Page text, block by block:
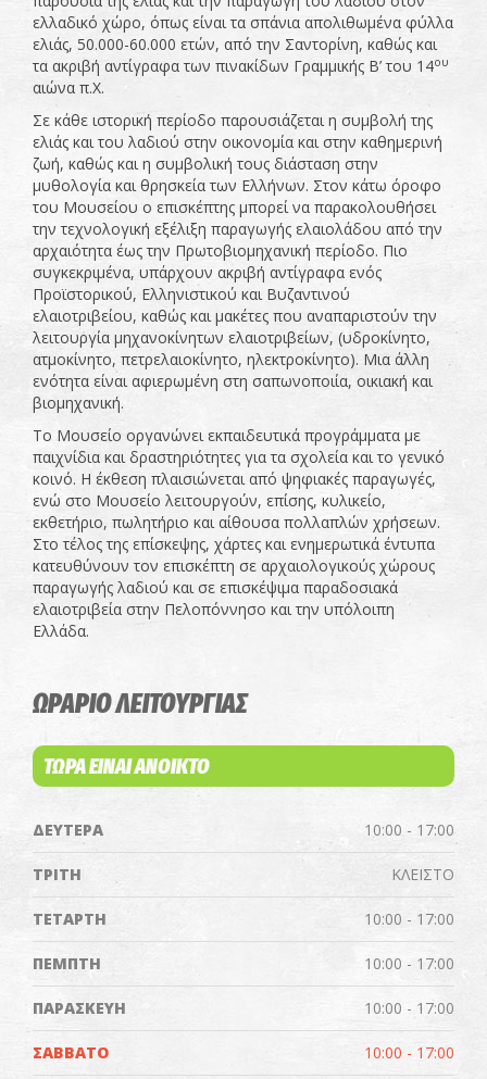
ελλαδικό χώρο, όπως είναι τα σπάνια απολιθωμένα φύλλα
ελιάς, 50.000-60.000 ετών, από την Σαντορίνη, καθώς και
τα ακριβή αντίγραφα των πινακίδων Γραμμικής Β’ του 14ου
αιώνα π.Χ.
Σε κάθε ιστορική περίοδο παρουσιάζεται η συμβολή της
ελιάς και του λαδιού στην οικονομία και στην καθημερινή
ζωή, καθώς και η συμβολική τους διάσταση στην
μυθολογία και θρησκεία των Ελλήνων. Στον κάτω όροφο
του Μουσείου ο επισκέπτης μπορεί να παρακολουθήσει
την τεχνολογική εξέλιξη παραγωγής ελαιολάδου από την
αρχαιότητα έως την Πρωτοβιομηχανική περίοδο. Πιο
συγκεκριμένα, υπάρχουν ακριβή αντίγραφα ενός
Προϊστορικού, Ελληνιστικού και Βυζαντινού
ελαιοτριβείου, καθώς και μακέτες που αναπαριστούν την
λειτουργία μηχανοκίνητων ελαιοτριβείων, (υδροκίνητο,
ατμοκίνητο, πετρελαιοκίνητο, ηλεκτροκίνητο). Μια άλλη
ενότητα είναι αφιερωμένη στη σαπωνοποιία, οικιακή και
βιομηχανική.
Το Μουσείο οργανώνει εκπαιδευτικά προγράμματα με
παιχνίδια και δραστηριότητες για τα σχολεία και το γενικό
κοινό. Η έκθεση πλαισιώνεται από ψηφιακές παραγωγές,
ενώ στο Μουσείο λειτουργούν, επίσης, κυλικείο,
εκθετήριο, πωλητήριο και αίθουσα πολλαπλών χρήσεων.
Στο τέλος της επίσκεψης, χάρτες και ενημερωτικά έντυπα
κατευθύνουν τον επισκέπτη σε αρχαιολογικούς χώρους
παραγωγής λαδιού και σε επισκέψιμα παραδοσιακά
ελαιοτριβεία στην Πελοπόννησο και την υπόλοιπη
Ελλάδα.
ΩΡΑΡΙΟ ΛΕΙΤΟΥΡΓΙΑΣ
ΤΩΡΑ ΕΙΝΑΙ ΑΝΟΙΚΤΟ
ΔΕΥΤΕΡΑ 10:00 - 17:00
ΤΡΙΤΗ ΚΛΕΙΣΤΟ
ΤΕΤΑΡΤΗ 10:00 - 17:00
ΠΕΜΠΤΗ 10:00 - 17:00
ΠΑΡΑΣΚΕΥΗ 10:00 - 17:00
ΣΑΒΒΑΤΟ 10:00 - 17:00